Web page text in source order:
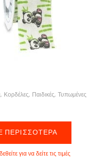
Κορδέλες Παιδικές Τυπωμένες
ΠΕΡΙΣΣΌΤΕΡΑ
για να δείτε τις τιμές